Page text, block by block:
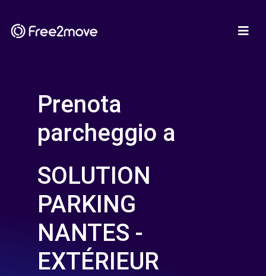
Prenota
parcheggio a
SOLUTION
PARKING
NANTES -
EXTÉRIEUR